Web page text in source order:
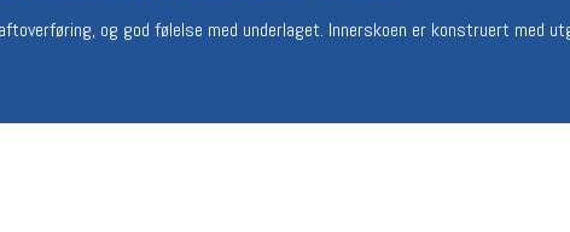
og god følelse med underlaget. Innerskoen er konstruert med
MELD DEG INN GRATIS